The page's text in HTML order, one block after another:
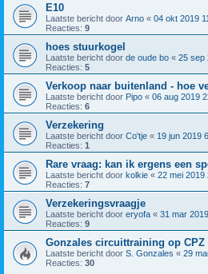
E10
Laatste bericht door Arno « 04 okt 2019
Reacties: 9
hoes stuurkogel
Laatste bericht door de oude bo « 25 sep
Reacties: 5
Verkoop naar buitenland - hoe
Laatste bericht door Pipo « 06 aug 2019
Reacties: 6
Verzekering
Laatste bericht door Co'tje « 19 jun 2019
Reacties: 1
Rare vraag: kan ik ergens een
Laatste bericht door kolkie « 22 mei 2019
Reacties: 7
Verzekeringsvraagje
Laatste bericht door eryofa « 31 mar
Reacties: 9
Gonzales circuittraining op CPZ
Laatste bericht door S. Gonzales « 29
Reacties: 30